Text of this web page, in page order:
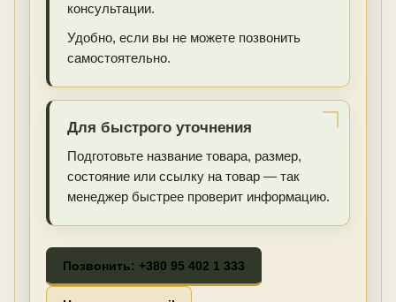
консультации.
Удобно, если вы не можете позвонить
самостоятельно.
Для быстрого уточнения
Подготовьте название товара, размер,
состояние или ссылку на товар — так
менеджер быстрее проверит информацию.
Позвонить: +380 95 402 1 333